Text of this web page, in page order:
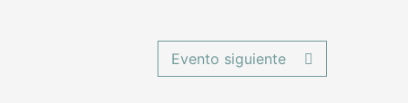
Evento siguiente